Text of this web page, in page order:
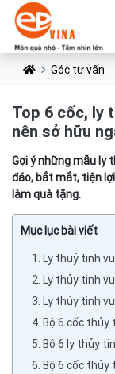
Góc tư vấn
Top 6 cốc, ly
nên sở hữu
Gợi ý những mẫu ly
đáo, bắt mắt, tiện
làm quà tặng.
Mục lục bài viết
1. Ly thuỷ tinh
2. Ly thủy tinh
3. Ly thủy tinh
4. Bộ 6 cốc thủy
5. Bộ 6 ly thủy
6. Bộ 6 cốc thủy